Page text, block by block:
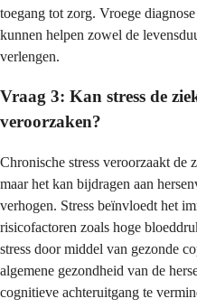
toegang tot zorg. Vroege
kunnen helpen zowel de
verlengen.
Vraag 3: Kan stress de
veroorzaken?
Chronische stress veroorzaakt de
maar het kan bijdragen aan
verhogen. Stress beïnvloedt het
risicofactoren zoals hoge
stress door middel van gezonde
algemene gezondheid van de
cognitieve achteruitgang te